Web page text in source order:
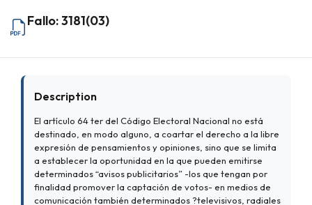
Fallo: 3181(03)
Description
El artículo 64 ter del Código Electoral Nacional no está
destinado, en modo alguno, a coartar el derecho a la libre
expresión de pensamientos y opiniones, sino que se limita
a establecer la oportunidad en la que pueden emitirse
determinados “avisos publicitarios” -los que tengan por
finalidad promover la captación de votos- en medios de
comunicación también determinados ?televisivos, radiales